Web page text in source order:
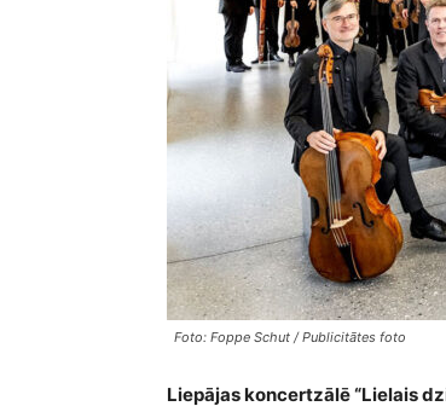
Foto: Foppe Schut / Publicitātes foto
Liepājas koncertzālē “Lielais